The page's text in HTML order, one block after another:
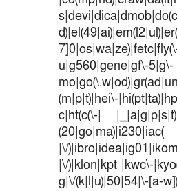
u|g560|gene|gf\-5|g\-
(m|p|t)|hei\-
c|ht(c(\-|
|\/
|\/)|klon|kpt |kwc\-
g|\/(k|l|u)|50|54|\-[a-